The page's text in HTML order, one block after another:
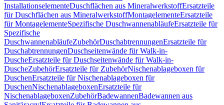
InstallationselementeDuschflächen aus MineralwerkstoffErsatzteile
für Duschflächen aus MineralwerkstoffMontagelementeErsatzteile
für MontagelementeSpezifische DuschwannenabläufeErsatzteile für
Spezifische
DuschwannenabläufeZubehörDuschabtrennungenErsatzteile für
DuschabtrennungenDuschseitenwände für Walk-in-
DuscheErsatzteile für Duschseitenwände für Walk-in-
DuscheZubehörErsatzteile für ZubehörNischenablageboxen für
DuschenErsatzteile für Nischenablageboxen für
DuschenNischenablageboxenErsatzteile für
NischenablageboxenZubehörBadewannenBadewannen aus